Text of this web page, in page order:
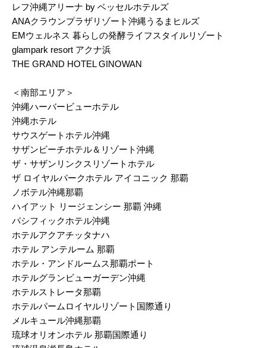
レフ沖縄アリーナ by ベッセルホテルズ
ANAクラウンプラザリゾート沖縄うるまヒルズ
EMウェルネス 暮らしの発酵ライフスタイルリゾート
glampark resort アクナ浜
THE GRAND HOTEL GINOWAN
＜南部エリア＞
沖縄ハーバービューホテル
沖縄ホテル
サウスゲートホテル沖縄
サザンビーチホテル＆リゾート沖縄
ザ・サザンリンクスリゾートホテル
ザ ロイヤルパークホテル アイコニック 那覇
ノボテル沖縄那覇
ハイアット リージェンシー 那覇 沖縄
パシフィックホテル沖縄
ホテルアクアチッタナハ
ホテル アンテルーム 那覇
ホテル・アンドルームス那覇ポート
ホテルグランビューガーデン沖縄
ホテルストレータ那覇
ホテルパームロイヤルリゾート国際通り
メルキュール沖縄那覇
琉球オリオンホテル 那覇国際通り